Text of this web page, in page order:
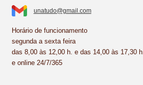
unatudo@gmail.com
Horário de funcionamento
segunda a sexta feira
das 8,00 às 12,00 h. e das 14,00 às 17,30 h.
e online 24/7/365